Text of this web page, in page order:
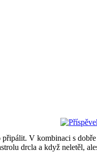
V kombinaci s
drcla a když neletěl,